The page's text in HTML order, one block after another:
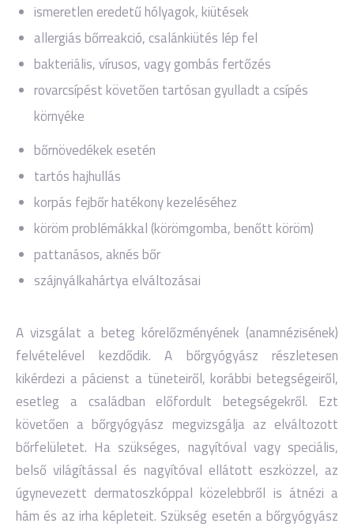
ismeretlen eredetű hólyagok, kiütések
allergiás bőrreakció, csalánkiütés lép fel
bakteriális, vírusos, vagy gombás fertőzés
rovarcsípést követően tartósan gyulladt a csípés
környéke
bőrnövedékek esetén
tartós hajhullás
korpás fejbőr hatékony kezeléséhez
köröm problémákkal (körömgomba, benőtt köröm)
pattanásos, aknés bőr
szájnyálkahártya elváltozásai
A vizsgálat a beteg kórelőzményének (anamnézisének)
felvételével kezdődik. A bőrgyógyász részletesen
kikérdezi a pácienst a tüneteiről, korábbi betegségeiről,
esetleg a családban előfordult betegségekről. Ezt
követően a bőrgyógyász megvizsgálja az elváltozott
bőrfelületet. Ha szükséges, nagyítóval vagy speciális,
belső világítással és nagyítóval ellátott eszközzel, az
úgynevezett dermatoszkóppal közelebbről is átnézi a
hám és az irha képleteit. Szükség esetén a bőrgyógyász